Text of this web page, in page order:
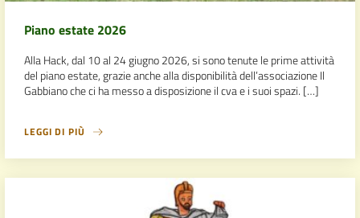
Piano estate 2026
Alla Hack, dal 10 al 24 giugno 2026, si sono tenute le prime attività
del piano estate, grazie anche alla disponibilità dell’associazione Il
Gabbiano che ci ha messo a disposizione il cva e i suoi spazi. […]
LEGGI DI PIÙ